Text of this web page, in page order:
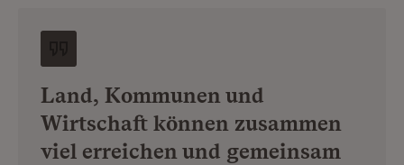
Land, Kommunen und
Wirtschaft können zusammen
viel erreichen und gemeinsam